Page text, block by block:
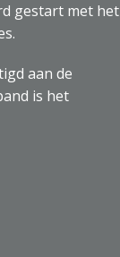
gestart met het
aan de
is het